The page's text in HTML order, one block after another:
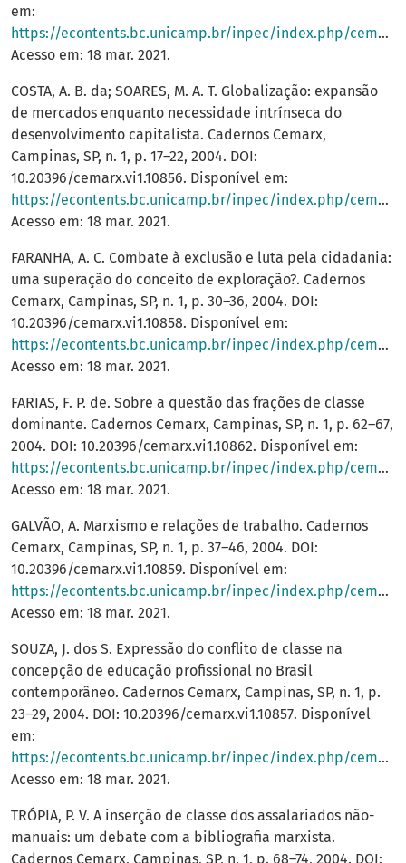
em:
https://econtents.bc.unicamp.br/inpec/index.php/cemarx/article/view/10864
Acesso em: 18 mar. 2021.
COSTA, A. B. da; SOARES, M. A. T. Globalização: expansão
de mercados enquanto necessidade intrínseca do
desenvolvimento capitalista. Cadernos Cemarx,
Campinas, SP, n. 1, p. 17–22, 2004. DOI:
10.20396/cemarx.vi1.10856. Disponível em:
https://econtents.bc.unicamp.br/inpec/index.php/cemarx/article/view/10856
Acesso em: 18 mar. 2021.
FARANHA, A. C. Combate à exclusão e luta pela cidadania:
uma superação do conceito de exploração?. Cadernos
Cemarx, Campinas, SP, n. 1, p. 30–36, 2004. DOI:
10.20396/cemarx.vi1.10858. Disponível em:
https://econtents.bc.unicamp.br/inpec/index.php/cemarx/article/view/10858
Acesso em: 18 mar. 2021.
FARIAS, F. P. de. Sobre a questão das frações de classe
dominante. Cadernos Cemarx, Campinas, SP, n. 1, p. 62–67,
2004. DOI: 10.20396/cemarx.vi1.10862. Disponível em:
https://econtents.bc.unicamp.br/inpec/index.php/cemarx/article/view/10862
Acesso em: 18 mar. 2021.
GALVÃO, A. Marxismo e relações de trabalho. Cadernos
Cemarx, Campinas, SP, n. 1, p. 37–46, 2004. DOI:
10.20396/cemarx.vi1.10859. Disponível em:
https://econtents.bc.unicamp.br/inpec/index.php/cemarx/article/view/10859
Acesso em: 18 mar. 2021.
SOUZA, J. dos S. Expressão do conflito de classe na
concepção de educação profissional no Brasil
contemporâneo. Cadernos Cemarx, Campinas, SP, n. 1, p.
23–29, 2004. DOI: 10.20396/cemarx.vi1.10857. Disponível
em:
https://econtents.bc.unicamp.br/inpec/index.php/cemarx/article/view/10857
Acesso em: 18 mar. 2021.
TRÓPIA, P. V. A inserção de classe dos assalariados não-
manuais: um debate com a bibliografia marxista.
Cadernos Cemarx, Campinas, SP, n. 1, p. 68–74, 2004. DOI: